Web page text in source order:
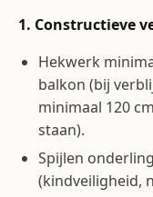
1. Constructieve
Hekwerk
balkon (bij
minimaal 120
staan).
Spijlen
(kindveiligheid,